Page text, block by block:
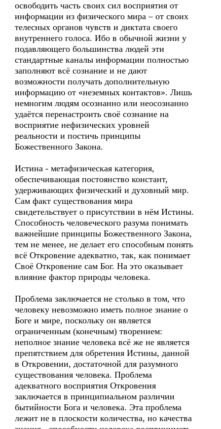
освободить часть своих сил восприятия от
информации из физического мира – от своих
телесных органов чувств и диктата своего
внутреннего голоса. Ибо в обычной жизни у
подавляющего большинства людей эти
стандартные каналы информации полностью
заполняют всё сознание и не дают
возможности получать дополнительную
информацию от «неземных контактов». Лишь
немногим людям осознанно или неосознанно
удаётся перенастроить своё сознание на
восприятие нефизических уровней
реальности и постичь принципы
Божественного Закона.
Истина - метафизическая категория,
обеспечивающая постоянство констант,
удерживающих физический и духовный мир.
Сам факт существования мира
свидетельствует о присутствии в нём Истины.
Способность человеческого разума понимать
важнейшие принципы Божественного Закона,
тем не менее, не делает его способным понять
всё Откровение адекватно, так, как понимает
Своё Откровение сам Бог. На это оказывает
влияние фактор природы человека.
Проблема заключается не столько в том, что
человеку невозможно иметь полное знание о
Боге и мире, поскольку он является
ограниченным (конечным) творением:
неполное знание человека всё же не является
препятствием для обретения Истины, данной
в Откровении, достаточной для разумного
существования человека. Проблема
адекватного восприятия Откровения
заключается в принципиальном различии
бытийности Бога и человека. Эта проблема
лежит не в плоскости количества, но качества